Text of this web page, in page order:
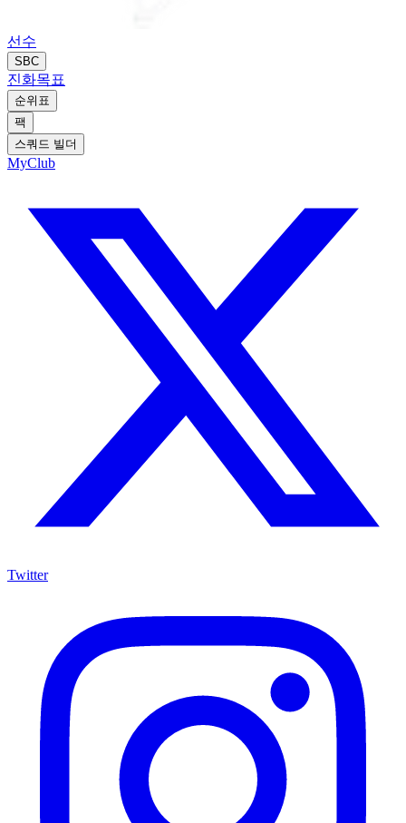
선수
SBC
진화목표
순위표
팩
스쿼드 빌더
MyClub
Twitter